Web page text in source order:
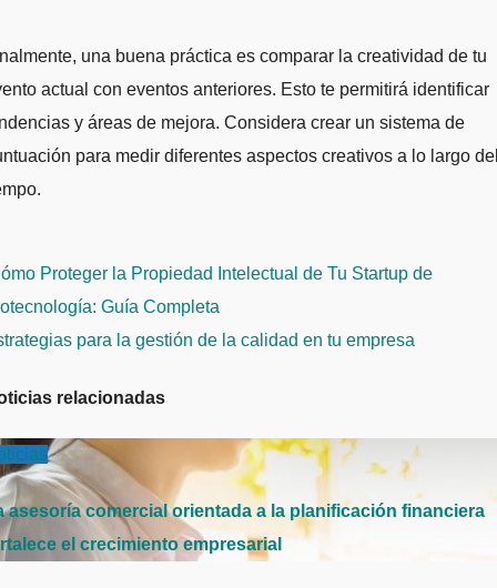
una buena práctica es comparar la creatividad de tu
actual con eventos anteriores. Esto te permitirá identificar
y áreas de mejora. Considera crear un sistema de
para medir diferentes aspectos creativos a lo largo
Proteger la Propiedad Intelectual de Tu Startup de
Guía Completa
para la gestión de la calidad en tu empresa
relacionadas
asesoría comercial orientada a la planificación financiera
el crecimiento empresarial